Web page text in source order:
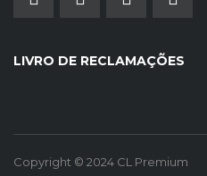
LIVRO DE RECLAMAÇÕES
Copyright © 2024 CL Premium